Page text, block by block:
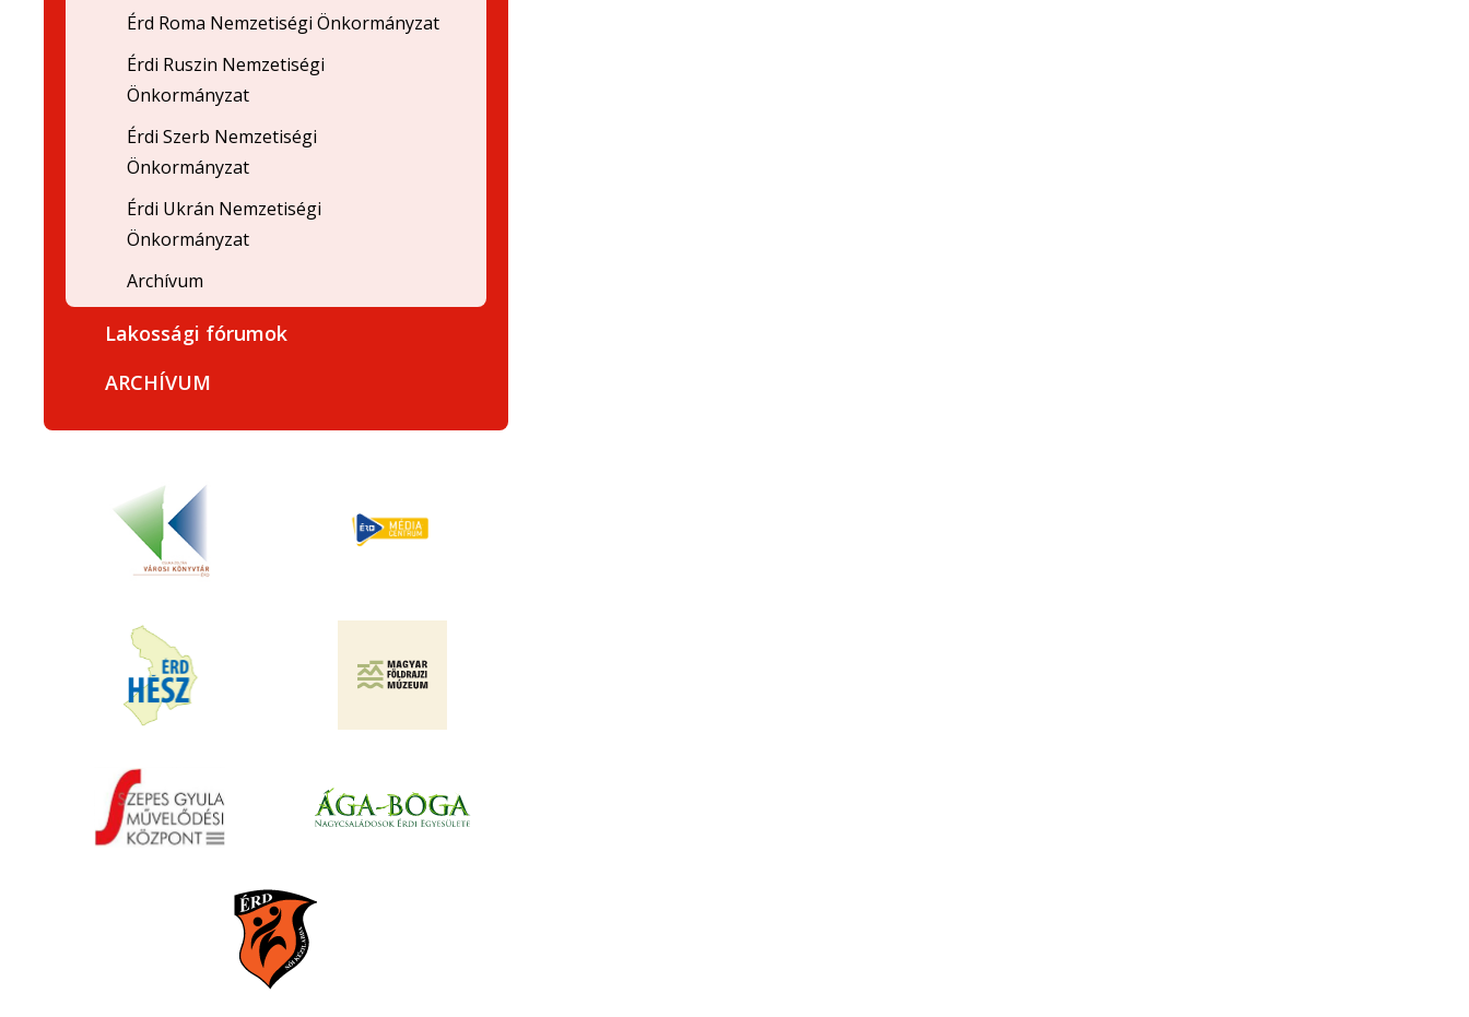
Érd Roma Nemzetiségi Önkormányzat
Érdi Ruszin Nemzetiségi
Önkormányzat
Érdi Szerb Nemzetiségi
Önkormányzat
Érdi Ukrán Nemzetiségi
Önkormányzat
Archívum
Lakossági fórumok
ARCHÍVUM